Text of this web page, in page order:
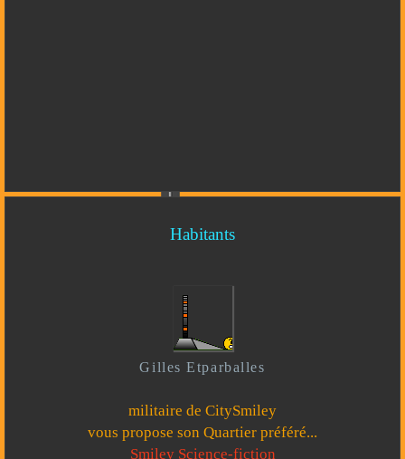
Habitants
Gilles Etparballes
militaire de CitySmiley
vous propose son Quartier préféré...
Smiley Science-fiction